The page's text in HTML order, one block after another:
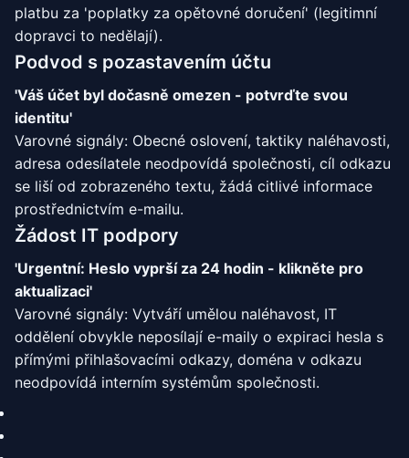
platbu za 'poplatky za opětovné doručení' (legitimní
dopravci to nedělají).
Podvod s pozastavením účtu
'Váš účet byl dočasně omezen - potvrďte svou
identitu'
Varovné signály: Obecné oslovení, taktiky naléhavosti,
adresa odesílatele neodpovídá společnosti, cíl odkazu
se liší od zobrazeného textu, žádá citlivé informace
prostřednictvím e-mailu.
Žádost IT podpory
'Urgentní: Heslo vyprší za 24 hodin - klikněte pro
aktualizaci'
Varovné signály: Vytváří umělou naléhavost, IT
oddělení obvykle neposílají e-maily o expiraci hesla s
přímými přihlašovacími odkazy, doména v odkazu
neodpovídá interním systémům společnosti.